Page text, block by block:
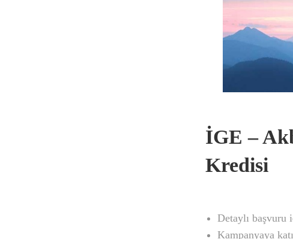
İGE –
Kredisi
Detaylı başvuru
Kampanyaya